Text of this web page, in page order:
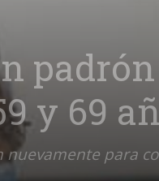
y 69
para